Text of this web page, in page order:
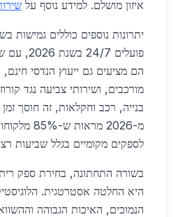
איזון מושלם. למידע נוסף על
יתרונות נוספים כוללים גמישות
פועלים
מורכבים, ושירותי צביעה נגד
בנייה, רכב וחקלאות, זה חוסך
מ-2026
לספקים מקומיים בגלל שביעות
בשורה התחתונה, בחירת ספק
היא החלטה אסטרטגית.
הנמוכים, האיכות הגבוהה